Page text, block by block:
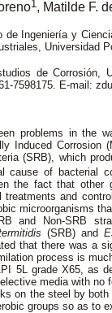
1, Matilde F.
de Ingeniería y
Universidad
de Corrosión,
7598175. E-mail:
problems in the
Induced
(SRB), which
cause of bacterial
the fact that other
treatments and
microorganisms
and Non-SRB
(SRB) and
that there was a
process is
5L grade X65, as
media with no
on the steel by
groups so as to